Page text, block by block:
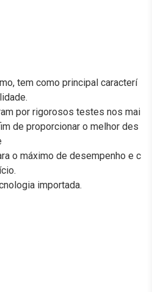
tem como principal caracterí
por rigorosos testes nos mai
de proporcionar o melhor des
o máximo de desempenho e c
importada.